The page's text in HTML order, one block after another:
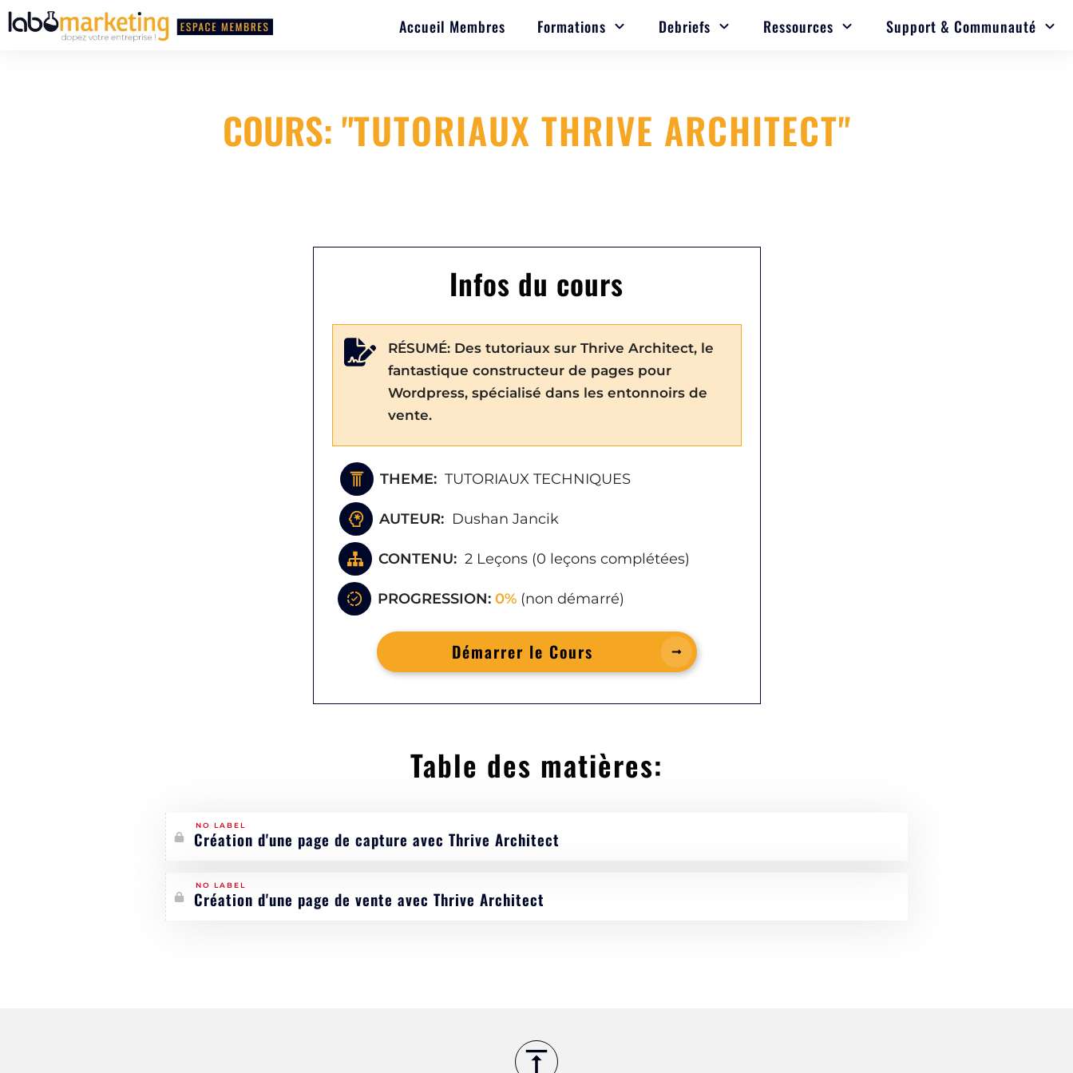
Accueil Membres Formations Debriefs Ressources Support & Communauté
COURS: "TUTORIAUX THRIVE ARCHITECT"
Infos du cours
RÉSUMÉ: Des tutoriaux sur Thrive Architect, le
fantastique constructeur de pages pour
Wordpress, spécialisé dans les entonnoirs de
vente.
THEME: TUTORIAUX TECHNIQUES
AUTEUR: Dushan Jancik
CONTENU: 2 Leçons(0 leçons complétées)
PROGRESSION: 0%(non démarré)
Démarrer le Cours
Table des matières:
NO LABEL
Création d'une page de capture avec Thrive Architect
NO LABEL
Création d'une page de vente avec Thrive Architect